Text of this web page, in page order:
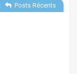
Posts Récents